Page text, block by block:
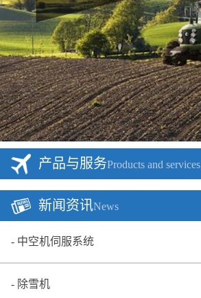
产品与服务Products and services
新闻资讯News
中空机伺服系统
除雪机